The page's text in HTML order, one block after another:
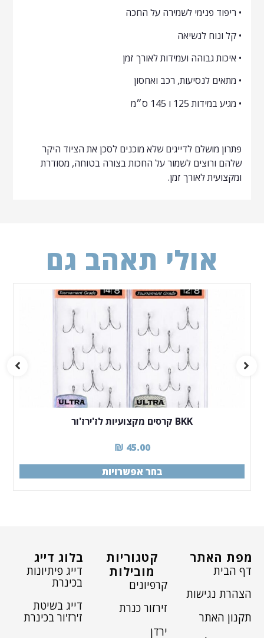
• ריפוד פנימי לשמירה על החכה
• קל ונוח לנשיאה
• איכות גבוהה ועמידות לאורך זמן
• מתאים לנסיעות, רכב ואחסון
• מגיע במידות 125 ו 145 ס״מ
פתרון מושלם לדייגים שלא מוכנים לסכן את הציוד היקר
שלהם ורוצים לשמור על החכות בצורה בטוחה, מסודרת
ומקצועית לאורך זמן.
אולי תאהב גם
BKK קרסים מקצועיות לז'ירז'ור
45.00
₪
בחר אפשרויות
מפת האתר
דף הבית
הצהרת נגישות
תקנון האתר
קטגוריות
מובילות
קרפיונים
זירזור כנרת
ירדן
בלוג דייג
דייג פיתיונות
בכינרת
דייג בשיטת
ז'רז'ור בכינרת